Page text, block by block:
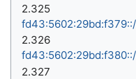
2.325
2.326
2.327